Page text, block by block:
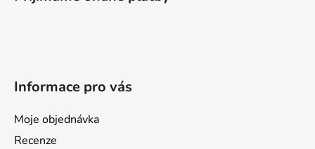
Informace pro vás
Moje objednávka
Recenze